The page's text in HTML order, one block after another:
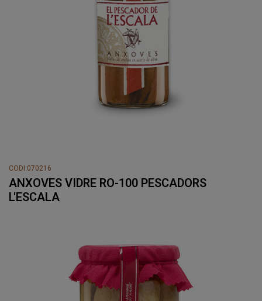
CODI:070216
ANXOVES VIDRE RO-100 PESCADORS
L'ESCALA